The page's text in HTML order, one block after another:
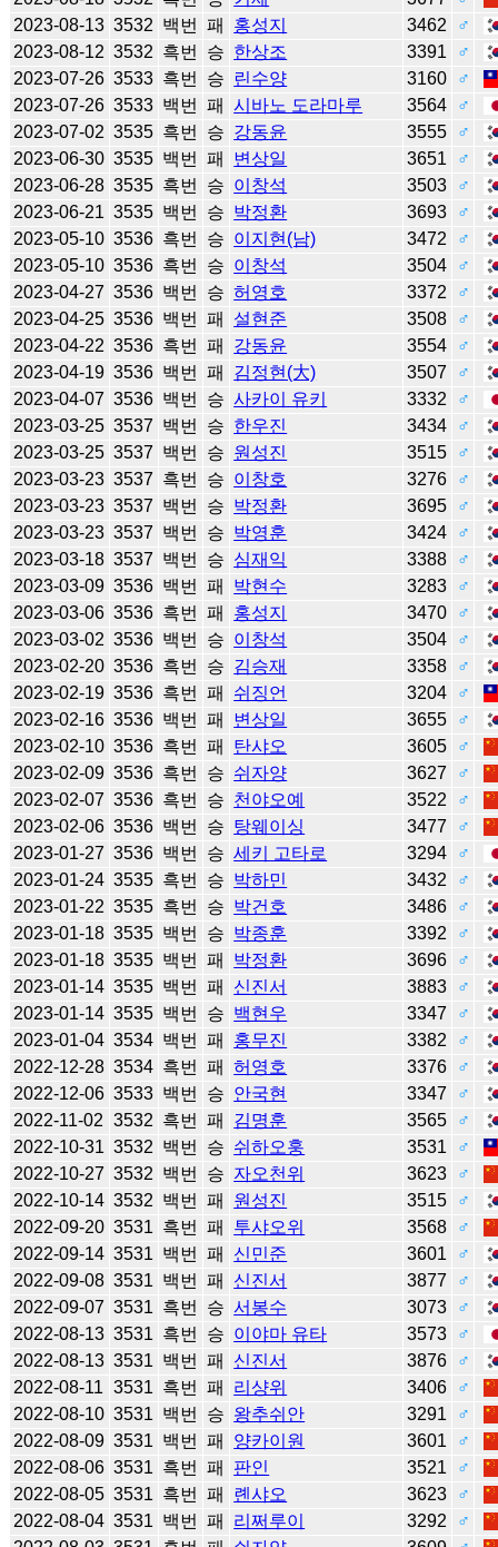
2023-08-13 3532 백번 패 홍성지 3462
♂
2023-08-12 3532 흑번 승 한상조 3391
♂
2023-07-26 3533 흑번 승 린수양 3160
♂
2023-07-26 3533 백번 패 시바노 도라마루 3564
♂
2023-07-02 3535 흑번 승 강동윤 3555
♂
2023-06-30 3535 백번 패 변상일 3651
♂
2023-06-28 3535 흑번 승 이창석 3503
♂
2023-06-21 3535 백번 승 박정환 3693
♂
2023-05-10 3536 흑번 승 이지현(남) 3472
♂
2023-05-10 3536 흑번 승 이창석 3504
♂
2023-04-27 3536 백번 승 허영호 3372
♂
2023-04-25 3536 백번 패 설현준 3508
♂
2023-04-22 3536 흑번 패 강동윤 3554
♂
2023-04-19 3536 백번 패 김정현(大) 3507
♂
2023-04-07 3536 백번 승 사카이 유키 3332
♂
2023-03-25 3537 백번 승 한우진 3434
♂
2023-03-25 3537 백번 승 원성진 3515
♂
2023-03-23 3537 흑번 승 이창호 3276
♂
2023-03-23 3537 백번 승 박정환 3695
♂
2023-03-23 3537 백번 승 박영훈 3424
♂
2023-03-18 3537 백번 승 심재익 3388
♂
2023-03-09 3536 백번 패 박현수 3283
♂
2023-03-06 3536 흑번 패 홍성지 3470
♂
2023-03-02 3536 백번 승 이창석 3504
♂
2023-02-20 3536 흑번 승 김승재 3358
♂
2023-02-19 3536 흑번 패 쉬징언 3204
♂
2023-02-16 3536 백번 패 변상일 3655
♂
2023-02-10 3536 흑번 패 탄샤오 3605
♂
2023-02-09 3536 흑번 승 쉬자양 3627
♂
2023-02-07 3536 흑번 승 천야오예 3522
♂
2023-02-06 3536 백번 승 탕웨이싱 3477
♂
2023-01-27 3536 백번 승 세키 고타로 3294
♂
2023-01-24 3535 흑번 승 박하민 3432
♂
2023-01-22 3535 흑번 승 박건호 3486
♂
2023-01-18 3535 백번 승 박종훈 3392
♂
2023-01-18 3535 백번 패 박정환 3696
♂
2023-01-14 3535 백번 패 신진서 3883
♂
2023-01-14 3535 백번 승 백현우 3347
♂
2023-01-04 3534 백번 패 홍무진 3382
♂
2022-12-28 3534 흑번 패 허영호 3376
♂
2022-12-06 3533 백번 승 안국현 3347
♂
2022-11-02 3532 흑번 패 김명훈 3565
♂
2022-10-31 3532 백번 승 쉬하오훙 3531
♂
2022-10-27 3532 백번 승 자오천위 3623
♂
2022-10-14 3532 백번 패 원성진 3515
♂
2022-09-20 3531 흑번 패 투샤오위 3568
♂
2022-09-14 3531 백번 패 신민준 3601
♂
2022-09-08 3531 백번 패 신진서 3877
♂
2022-09-07 3531 흑번 승 서봉수 3073
♂
2022-08-13 3531 흑번 승 이야마 유타 3573
♂
2022-08-13 3531 백번 패 신진서 3876
♂
2022-08-11 3531 흑번 패 리샹위 3406
♂
2022-08-10 3531 백번 승 왕추쉬안 3291
♂
2022-08-09 3531 백번 패 양카이원 3601
♂
2022-08-06 3531 흑번 패 판인 3521
♂
2022-08-05 3531 흑번 패 롄샤오 3623
♂
2022-08-04 3531 백번 패 리쩌루이 3292
♂